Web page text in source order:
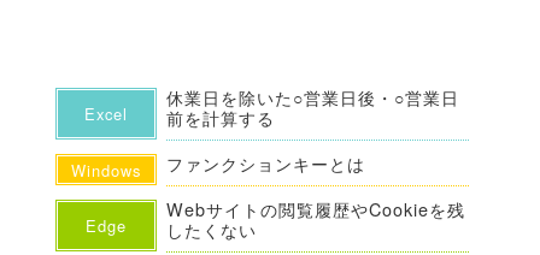
Excel
休業日を除いた○営業日後・○営業日
前を計算する
Windows ファンクションキーとは
Edge
Webサイトの閲覧履歴やCookieを残
したくない